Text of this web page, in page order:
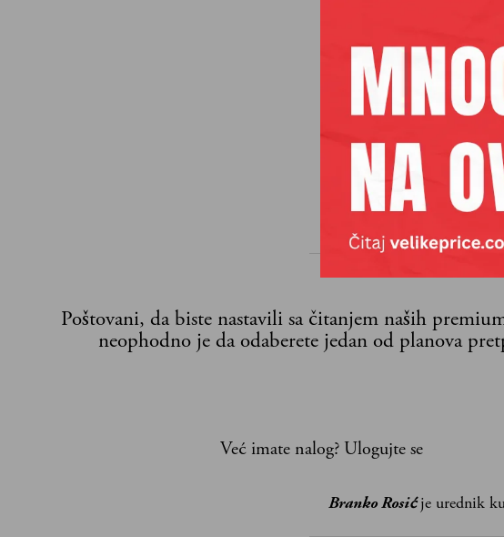
Poštovani, da biste nastavili sa čitanjem naših
neophodno je da odaberete jedan od planova
Već imate nalog? Ulogujte se
Branko Rosićje urednik